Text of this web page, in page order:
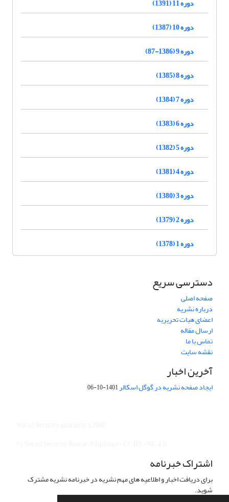
دوره 11 (1391)
دوره 10 (1387)
دوره 9 (1386-87)
دوره 8 (1385)
دوره 7 (1384)
دوره 6 (1383)
دوره 5 (1382)
دوره 4 (1381)
دوره 3 (1380)
دوره 2 (1379)
دوره 1 (1378)
دسترسی سریع
صفحه اصلی
درباره نشریه
اعضای هیات تحریریه
ارسال مقاله
تماس با ما
نقشه سایت
آخرین اخبار
ایجاد صفحه نشریه در گوگل اسکالر1401-10-06
اشتراک خبرنامه
برای دریافت اخبار و اطلاعیه های مهم نشریه در خبرنامه نشریه مشترک
شوید.